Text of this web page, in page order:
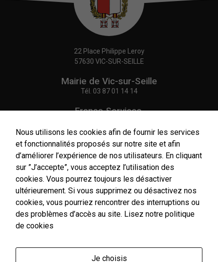
22 Place Philippe Leroy
57630 VIC-SUR-SEILLE
Mairie de Vic-sur-Seille
Tél. 03 87 01 14 14
France Services,
Tél.03 87 86 41 48
NOUS CONTACTER
Horaires
d'ouverture
Nous utilisons les cookies afin de fournir les services
et fonctionnalités proposés sur notre site et afin
d’améliorer l’expérience de nos utilisateurs. En cliquant
sur ”J’accepte”, vous acceptez l’utilisation des
cookies. Vous pourrez toujours les désactiver
ultérieurement. Si vous supprimez ou désactivez nos
cookies, vous pourriez rencontrer des interruptions ou
des problèmes d’accès au site. Lisez notre politique
de cookies
Je choisis